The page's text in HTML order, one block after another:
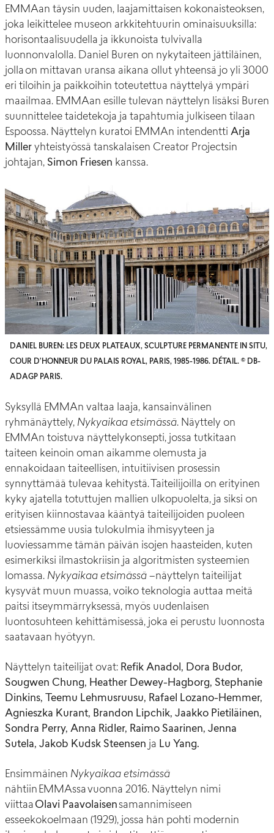
EMMAan täysin uuden, laajamittaisen kokonaisteoksen,
joka leikittelee museon arkkitehtuurin ominaisuuksilla:
horisontaalisuudella ja ikkunoista tulvivalla
luonnonvalolla. Daniel Buren on nykytaiteen jättiläinen,
jolla on mittavan uransa aikana ollut yhteensä jo yli 3000
eri tiloihin ja paikkoihin toteutettua näyttelyä ympäri
maailmaa. EMMAan esille tulevan näyttelyn lisäksi Buren
suunnittelee taidetekoja ja tapahtumia julkiseen tilaan
Espoossa. Näyttelyn kuratoi EMMAn intendentti Arja
Miller yhteistyössä tanskalaisen Creator Projectsin
johtajan, Simon Friesen kanssa.
DANIEL BUREN: LES DEUX PLATEAUX, SCULPTURE PERMANENTE IN SITU,
COUR D’HONNEUR DU PALAIS ROYAL, PARIS, 1985-1986. DÉTAIL. © DB-
ADAGP PARIS.
Syksyllä EMMAn valtaa laaja, kansainvälinen
ryhmänäyttely, Nykyaikaa etsimässä. Näyttely on
EMMAn toistuva näyttelykonsepti, jossa tutkitaan
taiteen keinoin oman aikamme olemusta ja
ennakoidaan taiteellisen, intuitiivisen prosessin
synnyttämää tulevaa kehitystä. Taiteilijoilla on erityinen
kyky ajatella totuttujen mallien ulkopuolelta, ja siksi on
erityisen kiinnostavaa kääntyä taiteilijoiden puoleen
etsiessämme uusia tulokulmia ihmisyyteen ja
luoviessamme tämän päivän isojen haasteiden, kuten
esimerkiksi ilmastokriisin ja algoritmisten systeemien
lomassa. Nykyaikaa etsimässä –näyttelyn taiteilijat
kysyvät muun muassa, voiko teknologia auttaa meitä
paitsi itseymmärryksessä, myös uudenlaisen
luontosuhteen kehittämisessä, joka ei perustu luonnosta
saatavaan hyötyyn.
Näyttelyn taiteilijat ovat: Refik Anadol, Dora Budor,
Sougwen Chung, Heather Dewey-Hagborg, Stephanie
Dinkins,
Teemu Lehmusruusu, Rafael
Lozano-Hemmer,
Agnieszka Kurant, Brandon Lipchik, Jaakko Pietiläinen,
Sondra Perry, Anna Ridler, Raimo Saarinen, Jenna
Sutela, Jakob Kudsk Steensen ja Lu Yang.
Ensimmäinen Nykyaikaa etsimässä
nähtiin EMMAssa vuonna 2016. Näyttelyn nimi
viittaa Olavi Paavolaisensamannimiseen
esseekokoelmaan (1929), jossa hän pohti modernin